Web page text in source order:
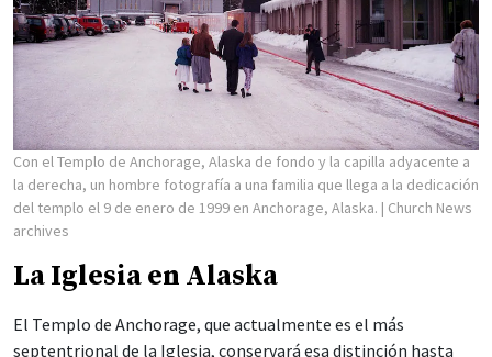
Con el Templo de Anchorage, Alaska de fondo y la capilla adyacente a
la derecha, un hombre fotografía a una familia que llega a la dedicación
del templo el 9 de enero de 1999 en Anchorage, Alaska. | Church News
archives
La Iglesia en Alaska
El Templo de Anchorage, que actualmente es el más
septentrional de la Iglesia, conservará esa distinción hasta